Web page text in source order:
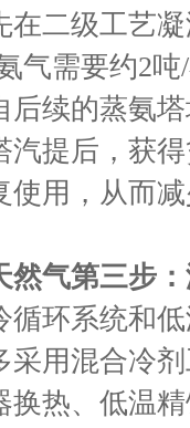
在二级工艺
气需要约2
后续的蒸氨
汽提后，获
使用，从而
然气第三步
环系统和低
采用混合冷
换热、低温